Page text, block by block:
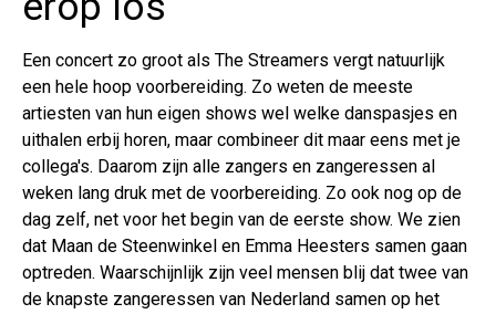
Een concert zo groot als The Streamers vergt natuurlijk
een hele hoop voorbereiding. Zo weten de meeste
artiesten van hun eigen shows wel welke danspasjes en
uithalen erbij horen, maar combineer dit maar eens met je
collega's. Daarom zijn alle zangers en zangeressen al
weken lang druk met de voorbereiding. Zo ook nog op de
dag zelf, net voor het begin van de eerste show. We zien
dat Maan de Steenwinkel en Emma Heesters samen gaan
optreden. Waarschijnlijk zijn veel mensen blij dat twee van
de knapste zangeressen van Nederland samen op het